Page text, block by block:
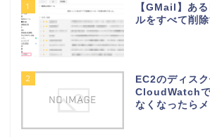
1
【GMail】あ
ルをすべて削
2
EC2のディス
CloudWatch
なくなったら